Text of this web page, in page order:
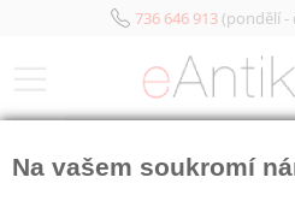
736 646 913(pondělí -
Na vašem soukromí